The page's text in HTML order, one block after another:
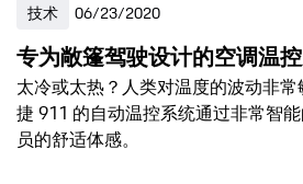
技术 06/23/2020
专为敞篷驾驶设计的空调温
太冷或太热？人类对温度的波动非
捷 911 的自动温控系统通过非常智
员的舒适体感。